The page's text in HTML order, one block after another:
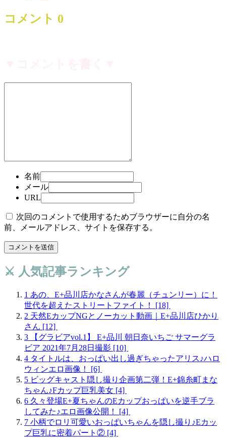
コメント 0
名前
メール
URL
次回のコメントで使用するためブラウザーに自分の名
前、メールアドレス、サイトを保存する。
⚔️ 人気記事ランキング
1 あの、E+品川店かなさんが春麗（チュンリー）に！
世代を超えたストリートファイト！ [18]
2 天然EカップNGとノーカット動画｜E+品川店ひかり
さん [12]
3
【グラビアvol.1】 E+品川 朝日奈いちご サマーグラ
ビア 2021年7月28日撮影 [10]
4 タイトルは、おっぱい出し過ぎちゃったアリス♪ハロ
ウィンエロ画像！ [6]
5 ビッグキャスト隠し撮り企画第二弾！E+錦糸町まな
ちゃん♪Fカップ巨乳美女 [4]
6 久々登場E+夏ちゃんのEカップおっぱいを逆手ブラ
してみた♪エロ画像公開！ [4]
7 小柄でロリ可愛いおっぱいちゃんを隠し撮り♪Eカッ
プ巨乳に密着パート② [4]